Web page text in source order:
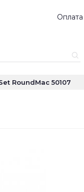
Оплата
RoundMac 50107